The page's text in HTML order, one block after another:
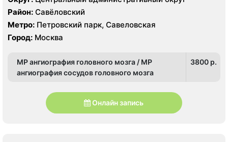
Район: Савёловский
Метро: Петровский парк, Савеловская
Город: Москва
МР ангиография головного мозга / МР
ангиография сосудов головного мозга
3800 p.
Онлайн запись